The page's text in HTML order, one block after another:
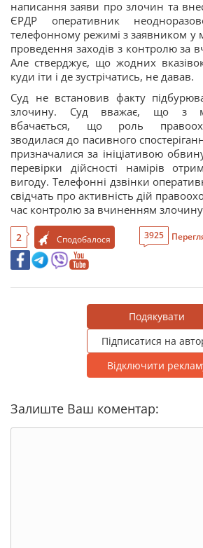
написання заяви про злочин та
ЄРДР оперативник
телефонному режимі з заявником у
проведення заходів з контролю за
Але стверджує, що жодних
куди іти і де зустрічатись, не давав.
Суд не встановив факту
злочину. Суд вважає, що з
вбачається, що роль
зводилася до пасивного
призначалися за ініціативою
перевірки дійсності намірів
вигоду. Телефонні дзвінки
свідчать про активність дій
час контролю за вчиненням
2 Сподобалося 3925
Подякувати
Підписатися на
Відключити
Залиште Ваш коментар: